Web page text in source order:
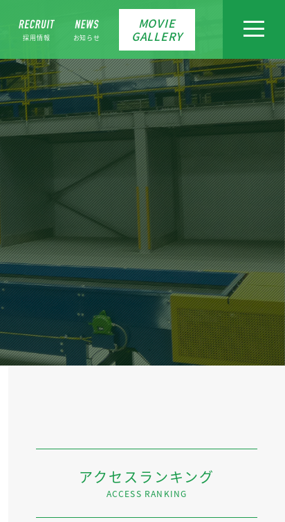
採用情報 お知らせ
MOVIE
GALLERY
toggle
アクセスランキング
ACCESS RANKING